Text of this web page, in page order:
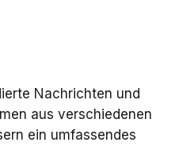
Nachrichten und
aus verschiedenen
ein umfassendes